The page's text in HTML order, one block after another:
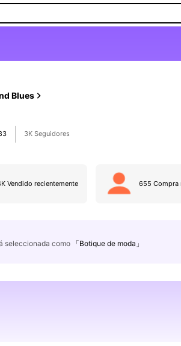
Blues
3K Seguidores
Vendido recientemente 655 Compra
seleccionada como 「Botique de moda」